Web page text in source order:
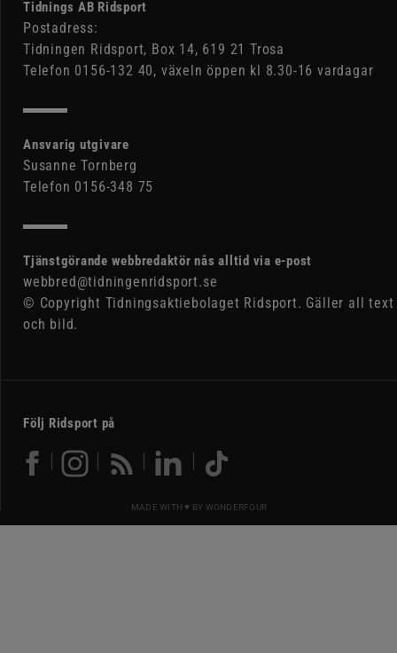
Tidnings AB Ridsport
Postadress:
Tidningen Ridsport, Box 14, 619 21 Trosa
Telefon 0156-132 40, växeln öppen kl 8.30-16 vardagar
Ansvarig utgivare
Susanne Tornberg
Telefon 0156-348 75
Tjänstgörande webbredaktör nås alltid via e-post
webbred@tidningenridsport.se
© Copyright Tidningsaktiebolaget Ridsport. Gäller all text
och bild.
Följ Ridsport på
MADE WITH ♥ BY WONDERFOUR